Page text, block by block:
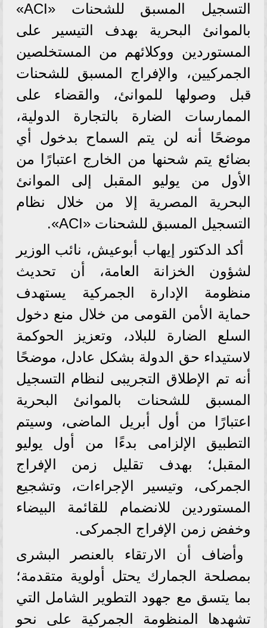
التسجيل المسبق للشحنات «ACI»
بالموانئ البحرية بهدف التيسير على
المستوردين ووكلائهم من المستخلصين
الجمركيين، والإفراج المسبق للشحنات
قبل وصولها للموانئ، والقضاء على
الممارسات الضارة بالتجارة الدولية،
موضحًا أنه لن يتم السماح بدخول أي
بضائع يتم شحنها من الخارج اعتبارًا من
الأول من يوليو المقبل إلى الموانئ
البحرية المصرية إلا من خلال نظام
التسجيل المسبق للشحنات «ACI».
أكد الدكتور إيهاب أبوعيش، نائب الوزير
لشؤون الخزانة العامة، أن تحديث
منظومة الإدارة الجمركية يستهدف
حماية الأمن القومى من خلال منع دخول
السلع الضارة للبلاد، وتعزيز الحوكمة
لاستيداء حق الدولة بشكل عادل، موضحًا
أنه تم الإطلاق التجريبى لنظام التسجيل
المسبق للشحنات بالموانئ البحرية
اعتبارًا من أول أبريل الماضى، وسيتم
التطبيق الإلزامى بدءًا من أول يوليو
المقبل؛ بهدف تقليل زمن الإفراج
الجمركى، وتيسير الإجراءات، وتشجيع
المستوردين للانضمام للقائمة البيضاء
وخفض زمن الإفراج الجمركى.
وأضاف أن الارتقاء بالعنصر البشرى
بمصلحة الجمارك يحتل أولوية متقدمة؛
بما يتسق مع جهود التطوير الشامل التي
تشهدها المنظومة الجمركية على نحو